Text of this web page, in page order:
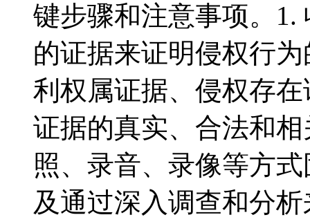
键步骤和注意事项。1.
的证据来证明侵权行
利权属证据、侵权存
证据的真实、合法和
照、录音、录像等方
及通过深入调查和分